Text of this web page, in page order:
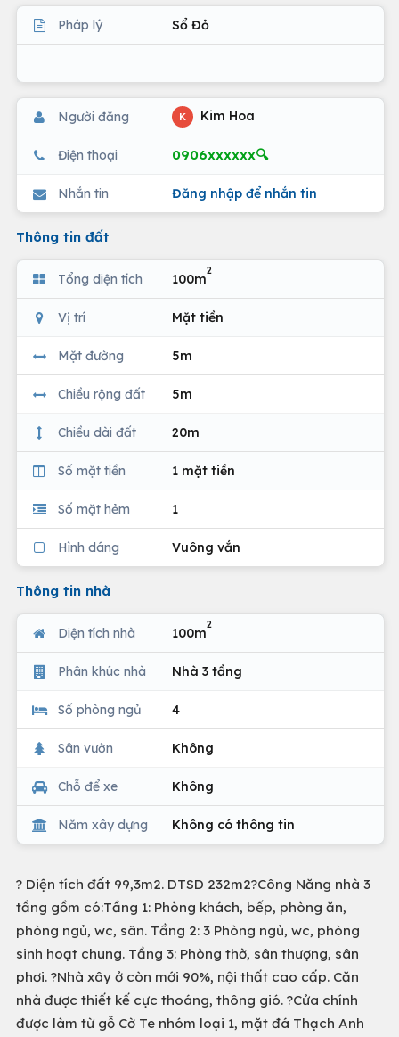
Pháp lý Sổ Đỏ
Người đăng K Kim Hoa
Điện thoại 0906xxxxxx🔍
Nhắn tin Đăng nhập để nhắn tin
Thông tin đất
Tổng diện tích 100m
2
Vị trí Mặt tiền
Mặt đường 5m
Chiều rộng đất 5m
Chiều dài đất 20m
Số mặt tiền 1 mặt tiền
Số mặt hẻm 1
Hình dáng Vuông vắn
Thông tin nhà
Diện tích nhà 100m
2
Phân khúc nhà Nhà 3 tầng
Số phòng ngủ 4
Sân vườn Không
Chỗ để xe Không
Năm xây dựng Không có thông tin
? Diện tích đất 99,3m2. DTSD 232m2?Công Năng nhà 3
tầng gồm có:Tầng 1: Phòng khách, bếp, phòng ăn,
phòng ngủ, wc, sân. Tầng 2: 3 Phòng ngủ, wc, phòng
sinh hoạt chung. Tầng 3: Phòng thờ, sân thượng, sân
phơi. ?Nhà xây ở còn mới 90%, nội thất cao cấp. Căn
nhà được thiết kế cực thoáng, thông gió. ?Cửa chính
được làm từ gỗ Cờ Te nhóm loại 1, mặt đá Thạch Anh